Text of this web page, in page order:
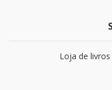
Loja de